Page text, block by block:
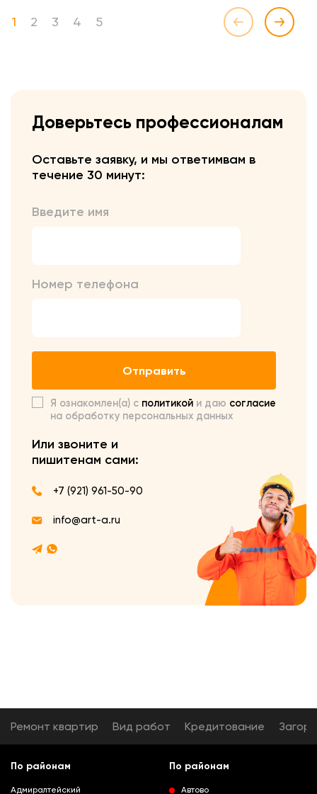
1 2 3 4 5
Доверьтесь профессионалам
Оставьте заявку, и мы ответимвам в
течение 30 минут:
Введите имя
Номер телефона
Отправить
Я ознакомлен(а) с политикой и даю согласие
на обработку персональных данных
Или звоните и
пишитенам сами:
+7 (921) 961-50-90
info@art-a.ru
Ремонт квартир Вид работ Кредитование
По районам
Адмиралтейский
По районам
Автово